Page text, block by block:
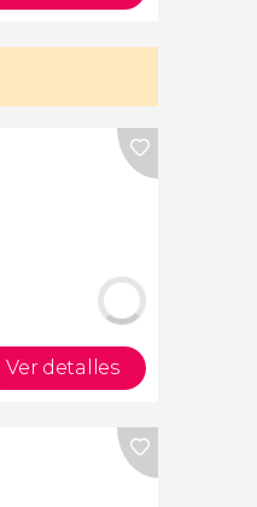
Ver detalles